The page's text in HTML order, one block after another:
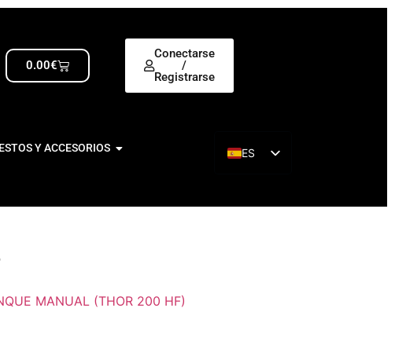
0.00€
Conectarse
/
Registrarse
Y ACCESORIOS
ES
MANUAL (THOR 200 HF)